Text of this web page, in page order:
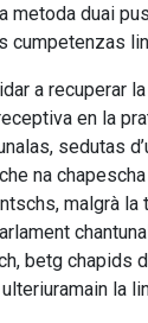
metoda duai
cumpetenzas
a recuperar
en la
sedutas
na
malgrà
betg chapids
la